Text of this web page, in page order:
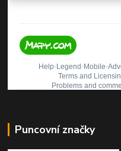
Puncovní značky